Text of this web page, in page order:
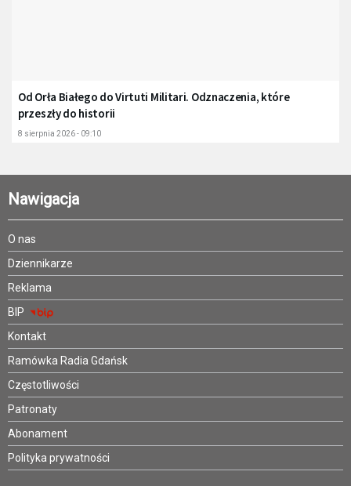
Od Orła Białego do Virtuti Militari. Odznaczenia, które
przeszły do historii
8 sierpnia 2026 - 09:10
Nawigacja
O nas
Dziennikarze
Reklama
BIP
Kontakt
Ramówka Radia Gdańsk
Częstotliwości
Patronaty
Abonament
Polityka prywatności